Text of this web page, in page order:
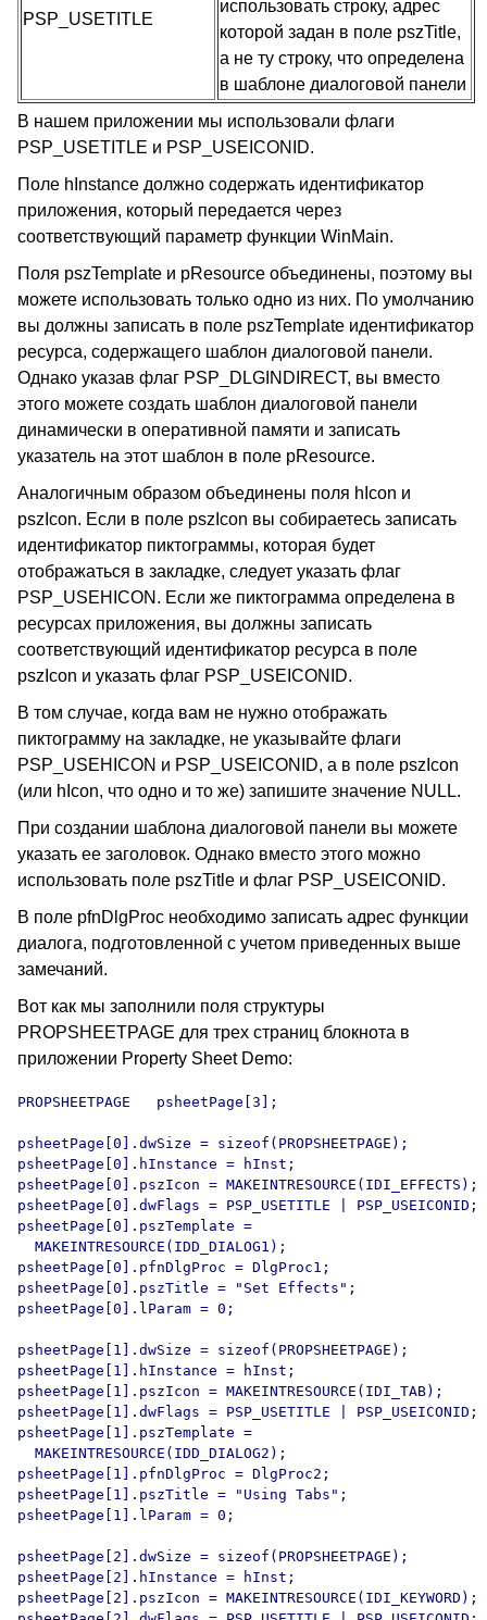
PSP_USETITLE
использовать строку, адрес
которой задан в поле pszTitle,
а не ту строку, что определена
в шаблоне диалоговой панели
В нашем приложении мы использовали флаги
PSP_USETITLE и PSP_USEICONID.
Поле hInstance должно содержать идентификатор
приложения, который передается через
соответствующий параметр функции WinMain.
Поля pszTemplate и pResource объединены, поэтому вы
можете использовать только одно из них. По умолчанию
вы должны записать в поле pszTemplate идентификатор
ресурса, содержащего шаблон диалоговой панели.
Однако указав флаг PSP_DLGINDIRECT, вы вместо
этого можете создать шаблон диалоговой панели
динамически в оперативной памяти и записать
указатель на этот шаблон в поле pResource.
Аналогичным образом объединены поля hIcon и
pszIcon. Если в поле pszIcon вы собираетесь записать
идентификатор пиктограммы, которая будет
отображаться в закладке, следует указать флаг
PSP_USEHICON. Если же пиктограмма определена в
ресурсах приложения, вы должны записать
соответствующий идентификатор ресурса в поле
pszIcon и указать флаг PSP_USEICONID.
В том случае, когда вам не нужно отображать
пиктограмму на закладке, не указывайте флаги
PSP_USEHICON и PSP_USEICONID, а в поле pszIcon
(или hIcon, что одно и то же) запишите значение NULL.
При создании шаблона диалоговой панели вы можете
указать ее заголовок. Однако вместо этого можно
использовать поле pszTitle и флаг PSP_USEICONID.
В поле pfnDlgProc необходимо записать адрес функции
диалога, подготовленной с учетом приведенных выше
замечаний.
Вот как мы заполнили поля структуры
PROPSHEETPAGE для трех страниц блокнота в
приложении Property Sheet Demo:
PROPSHEETPAGE   psheetPage[3];
psheetPage[0].dwSize = sizeof(PROPSHEETPAGE);
psheetPage[0].hInstance = hInst;
psheetPage[0].pszIcon = MAKEINTRESOURCE(IDI_EFFECTS);
psheetPage[0].dwFlags = PSP_USETITLE | PSP_USEICONID;
psheetPage[0].pszTemplate =
  MAKEINTRESOURCE(IDD_DIALOG1);
psheetPage[0].pfnDlgProc = DlgProc1;
psheetPage[0].pszTitle = "Set Effects";
psheetPage[0].lParam = 0;
psheetPage[1].dwSize = sizeof(PROPSHEETPAGE);
psheetPage[1].hInstance = hInst;
psheetPage[1].pszIcon = MAKEINTRESOURCE(IDI_TAB);
psheetPage[1].dwFlags = PSP_USETITLE | PSP_USEICONID;
psheetPage[1].pszTemplate =
  MAKEINTRESOURCE(IDD_DIALOG2);
psheetPage[1].pfnDlgProc = DlgProc2;
psheetPage[1].pszTitle = "Using Tabs";
psheetPage[1].lParam = 0;
psheetPage[2].dwSize = sizeof(PROPSHEETPAGE);
psheetPage[2].hInstance = hInst;
psheetPage[2].pszIcon = MAKEINTRESOURCE(IDI_KEYWORD);